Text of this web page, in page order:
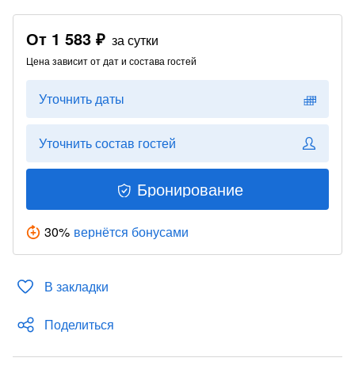
От 1 583 ₽ за сутки
Цена зависит от дат и состава гостей
Уточнить даты
Уточнить состав гостей
Бронирование
30% вернётся бонусами
В закладки
Поделиться